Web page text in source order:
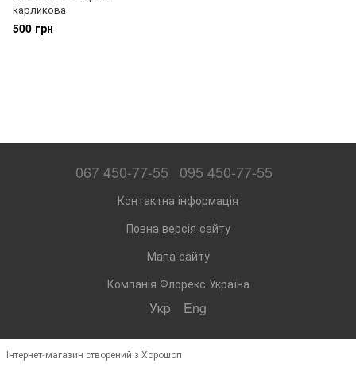
карликова
500 грн
067 450-77-55 095 450-77-55
Контактна інформація
Повна версія сайту
Мапа сайту
Компанія Флорекс Україна
Укр Eng
Інтернет-магазин створений з Хорошоп